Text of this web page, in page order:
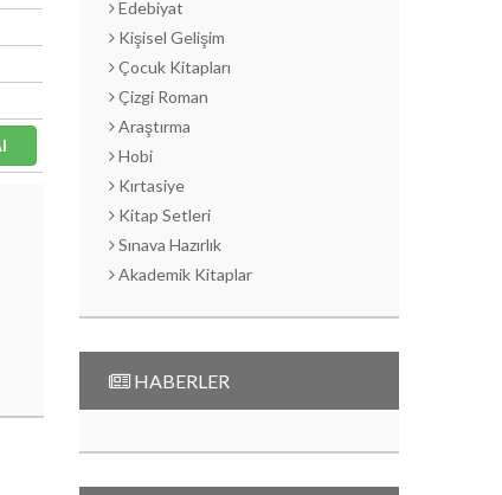
Edebiyat
Kişisel Gelişim
Çocuk Kitapları
Çizgi Roman
Araştırma
Hobi
Kırtasiye
Kitap Setleri
Sınava Hazırlık
Akademik Kitaplar
HABERLER